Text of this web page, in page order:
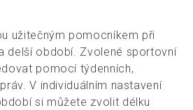
užitečným pomocníkem při
delší období. Zvolené sportovní
pomocí týdenních,
V individuálním nastavení
si můžete zvolit délku